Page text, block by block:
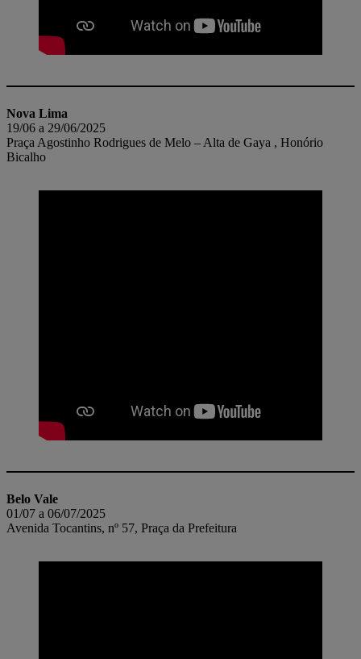
Nova Lima
19/06 a 29/06/2025
Praça Agostinho Rodrigues de Melo – Alta de Gaya , Honório
Bicalho
Belo Vale
01/07 a 06/07/2025
Avenida Tocantins, nº 57, Praça da Prefeitura